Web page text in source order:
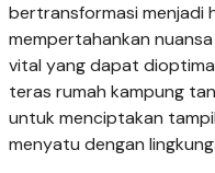
bertransformasi menjadi
mempertahankan
vital yang dapat
teras rumah kampung
untuk menciptakan
menyatu dengan